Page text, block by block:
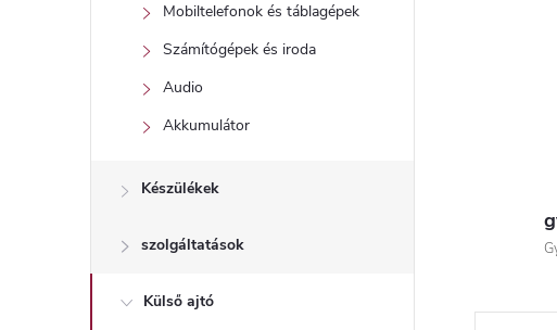
Mobiltelefonok és táblagépek
Számítógépek és iroda
Audio
Akkumulátor
Készülékek
szolgáltatások
Külső ajtó